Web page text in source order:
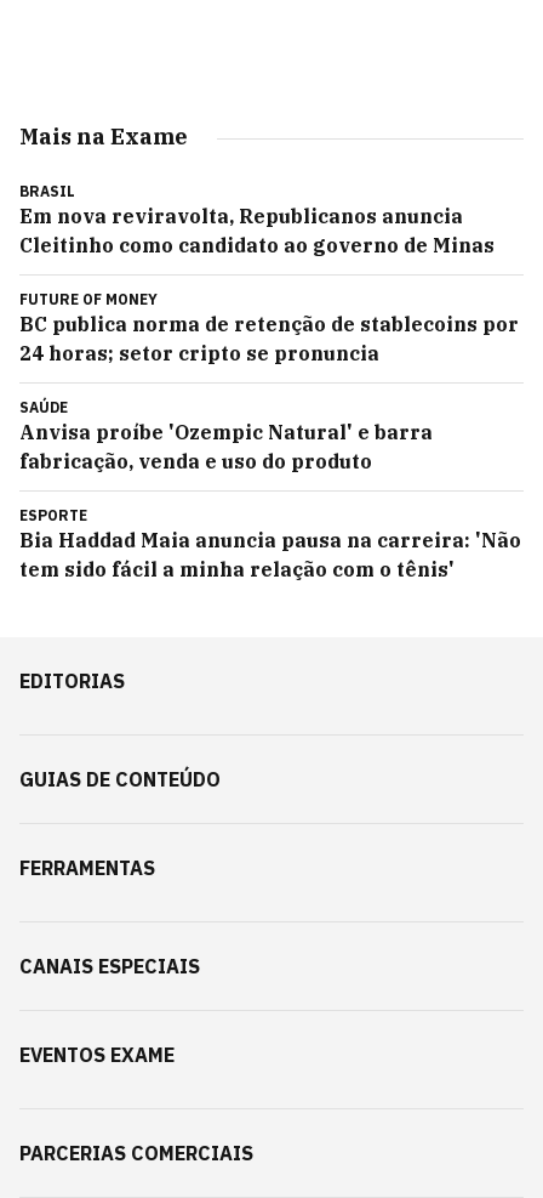
Mais na Exame
BRASIL
Em nova reviravolta, Republicanos anuncia
Cleitinho como candidato ao governo de Minas
FUTURE OF MONEY
BC publica norma de retenção de stablecoins por
24 horas; setor cripto se pronuncia
SAÚDE
Anvisa proíbe 'Ozempic Natural' e barra
fabricação, venda e uso do produto
ESPORTE
Bia Haddad Maia anuncia pausa na carreira: 'Não
tem sido fácil a minha relação com o tênis'
EDITORIAS
GUIAS DE CONTEÚDO
FERRAMENTAS
CANAIS ESPECIAIS
EVENTOS EXAME
PARCERIAS COMERCIAIS